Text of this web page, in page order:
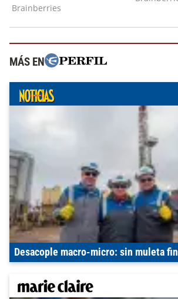
MÁS EN
Desacople macro-micro: sin muleta